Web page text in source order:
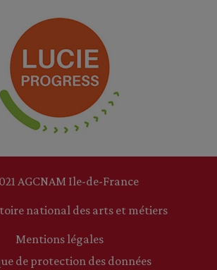
AGCNAM Ile-de-France
national des arts et métiers
Mentions légales
de protection des données